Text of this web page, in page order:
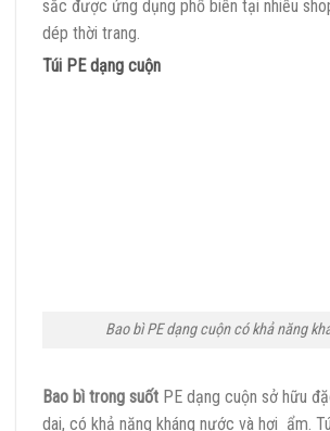
sắc được ứng dụng phổ biến tại nhiều
dép thời trang.
Túi PE dạng cuộn
Bao bì PE dạng cuộn có khả năng
Bao bì trong suốt PE dạng cuộn sở hữu
dai, có khả năng kháng nước và hơi ẩm.